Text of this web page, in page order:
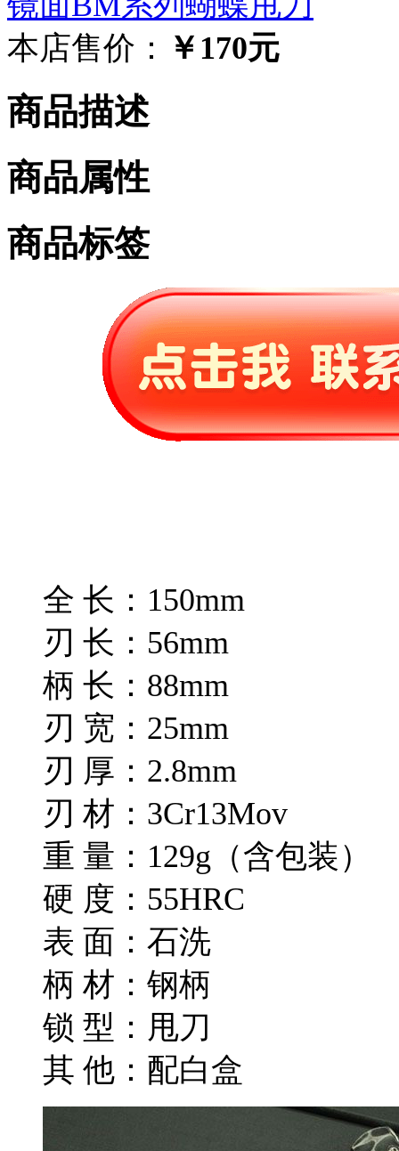
本店售价： ￥170元
商品描述
商品属性
商品标签
全 长：150mm
刃 长：56mm
柄 长：88mm
刃 宽：25mm
刃 厚：2.8mm
刃 材：3Cr13Mov
重 量：129g（含包装）
硬 度：55HRC
表 面：石洗
柄 材：钢柄
锁 型：甩刀
其 他：配白盒